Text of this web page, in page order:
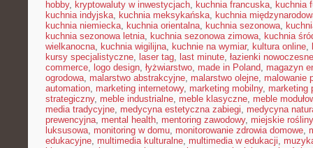
hobby, kryptowaluty w inwestycjach, kuchnia francuska, kuchnia
kuchnia indyjska, kuchnia meksykańska, kuchnia
kuchnia niemiecka, kuchnia orientalna, kuchnia sezonowa,
kuchnia sezonowa letnia, kuchnia sezonowa zimowa, kuchnia
wielkanocna, kuchnia wigilijna, kuchnie na wymiar, kultura online,
kursy specjalistyczne, laser tag, last minute, łazienki nowoczesne
commerce, logo design, łyżwiarstwo, made in Poland, magazyn
ogrodowa, malarstwo abstrakcyjne, malarstwo olejne, malowanie
automation, marketing internetowy, marketing mobilny, marketing
strategiczny, meble industrialne, meble klasyczne, meble
media tradycyjne, medycyna estetyczna zabiegi, medycyna
prewencyjna, mental health, mentoring zawodowy, miejskie rośliny
luksusowa, monitoring w domu, monitorowanie zdrowia domowe,
edukacyjne, multimedia kulturalne, multimedia w edukacji,